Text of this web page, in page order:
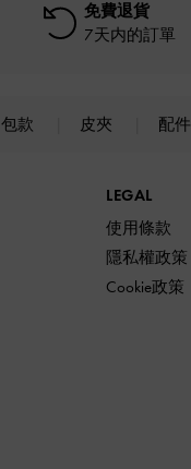
免費退貨
7天内的訂單
包款 皮夾 配件
LEGAL
使用條款
隱私權政策
Cookie政策